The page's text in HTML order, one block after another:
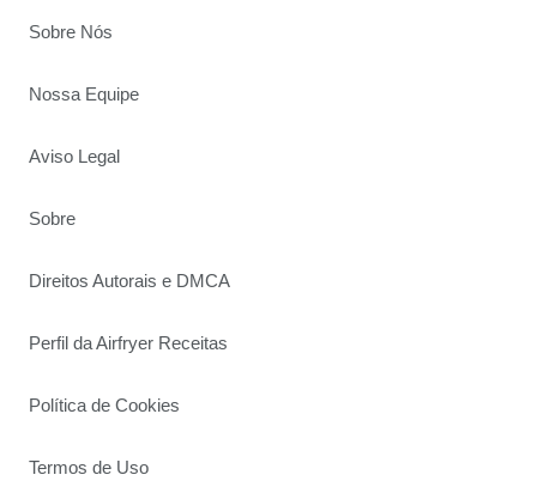
Sobre Nós
Nossa Equipe
Aviso Legal
Sobre
Direitos Autorais e DMCA
Perfil da Airfryer Receitas
Política de Cookies
Termos de Uso